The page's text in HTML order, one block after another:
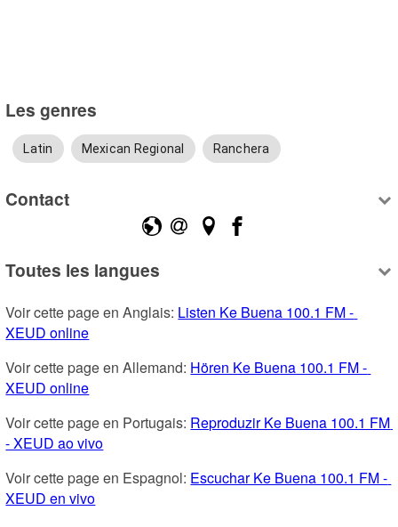
Les genres
Latin Mexican Regional Ranchera
Contact
Toutes les langues
Voir cette page en Anglais: Listen Ke Buena 100.1 FM -
XEUD online
Voir cette page en Allemand: Hören Ke Buena 100.1 FM -
XEUD online
Voir cette page en Portugais: Reproduzir Ke Buena 100.1 FM
- XEUD ao vivo
Voir cette page en Espagnol: Escuchar Ke Buena 100.1 FM -
XEUD en vivo